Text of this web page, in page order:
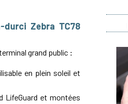
Zebra TC78
grand public :
en plein soleil et
LifeGuard et montées